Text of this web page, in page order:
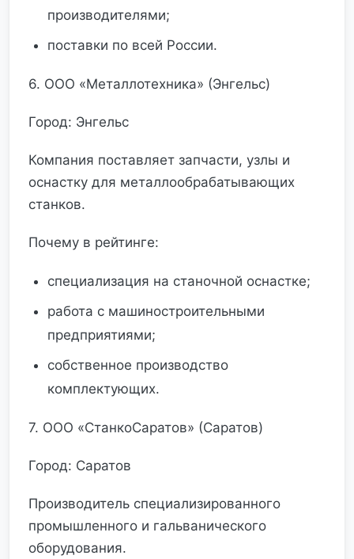
производителями;
поставки по всей России.
6. ООО «Металлотехника» (Энгельс)
Город: Энгельс
Компания поставляет запчасти, узлы и
оснастку для металлообрабатывающих
станков.
Почему в рейтинге:
специализация на станочной оснастке;
работа с машиностроительными
предприятиями;
собственное производство
комплектующих.
7. ООО «СтанкоСаратов» (Саратов)
Город: Саратов
Производитель специализированного
промышленного и гальванического
оборудования.